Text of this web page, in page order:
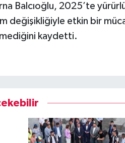
Balcıoğlu, 2025’te
değişikliğiyle etkin bir
kaydetti.